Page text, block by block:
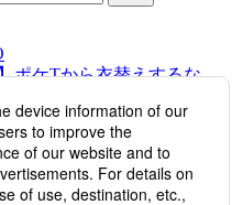
ポケTから衣替えするな
年の秋冬は“ヘンリーネッ
印象
ポケTから衣替え